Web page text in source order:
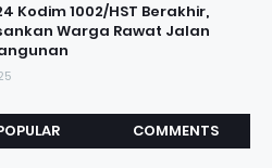
Kodim 1002/HST Berakhir,
Warga Rawat Jalan
COMMENTS